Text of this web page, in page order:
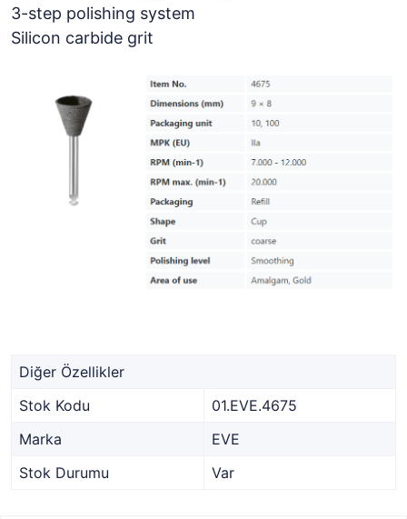
3-step polishing system
Silicon carbide grit
Diğer Özellikler
Stok Kodu
01.EVE.4675
Marka
EVE
Stok Durumu
Var